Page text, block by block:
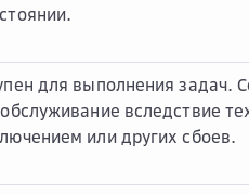
для выполнения задач.
вследствие
или других сбоев.